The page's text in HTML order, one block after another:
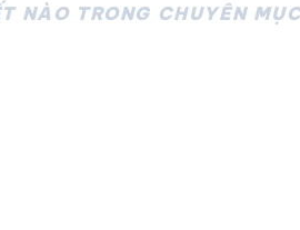
NÀO TRONG CHUYÊN